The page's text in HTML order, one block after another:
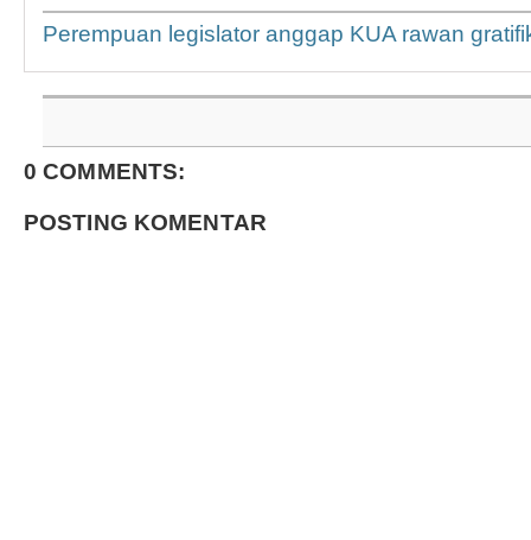
Perempuan legislator anggap KUA rawan
0 COMMENTS:
POSTING KOMENTAR